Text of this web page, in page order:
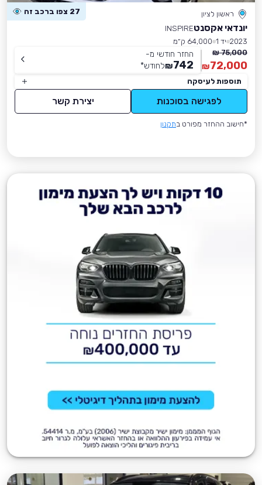
ראשון לציון 27 צפו ברכב זה
יונדאי אקסנטINSPIRE
2023 יד 1
64,000 ק״מ
75,000 ₪
72,000
₪
החזר חודשי מ-
742
₪לחודש*
תוספות לעיסקה
לפגישה בסוכנות יצירת קשר
*חישוב ההחזר מפורט בתקנון